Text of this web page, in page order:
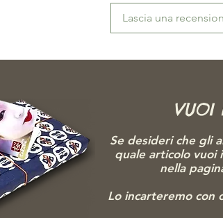
Lascia una
VUOI
Se desideri che gli
quale articolo vuoi
nella
Lo incarteremo con